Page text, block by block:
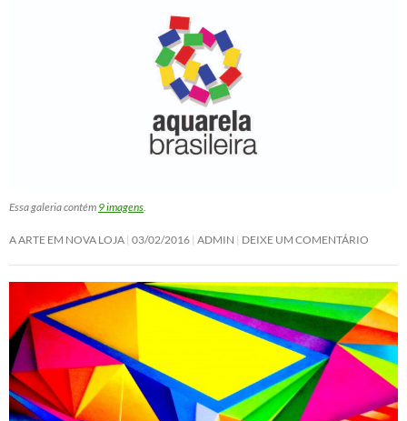
Essa galeria contém 9 imagens.
A ARTE EM NOVA LOJA 03/02/2016 ADMIN DEIXE UM COMENTÁRIO